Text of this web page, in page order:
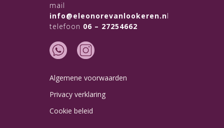
mail
info@eleonorevanlookeren.nl
telefoon 06 – 27254662
Algemene voorwaarden
Privacy verklaring
Cookie beleid